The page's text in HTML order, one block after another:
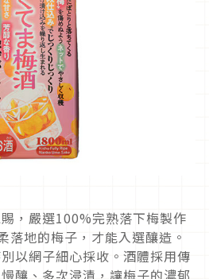
，嚴選100%完熟落下梅製作
地的梅子，才能入選釀造。
以網子細心採收。酒體採用傳
釀、多次浸漬，讓梅子的濃郁